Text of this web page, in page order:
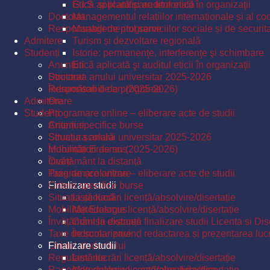
Etică aplicată şi auditul eticii în organizaţii
Doctorat
Responsabili de programe
Admitere
Studenți
Anunțuri
Structura anului universitar 2025-2026
Îndrumători de an (2025-2026)
Orare
Programare online – eliberare acte de studii
Criterii specifice burse
Situația școlară
Mobilități Erasmus
Învățământ la distanță
Taxe de școlarizare
Finalizare studii
Listă lucrări licență/absolvire/disertație
Metodologie licență/absolvire/disertație
Comisii examen finalizare studii Licenta si
Îndrumar privind redactarea și prezentarea
Ghidul studentului
Regulamente
G.I.S. și planificare teritorială
Managementul relațiilor internaționale și al
Managementul serviciilor sociale și de
Turism și dezvoltare regională
Istorie: permanenţe, interferenţe şi schimbare
Etică aplicată şi auditul eticii în organizaţii
Doctorat
Responsabili de programe
Admitere
Studenți
Anunțuri
Structura anului universitar 2025-2026
Îndrumători de an (2025-2026)
Orare
Programare online – eliberare acte de studii
Criterii specifice burse
Situația școlară
Mobilități Erasmus
Învățământ la distanță
Taxe de școlarizare
Finalizare studii
Listă lucrări licență/absolvire/disertație